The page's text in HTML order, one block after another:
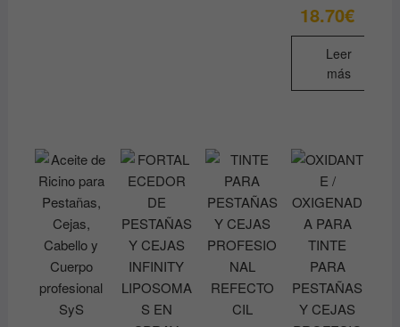
en
la
página
de
producto
18.70€
Leer
más